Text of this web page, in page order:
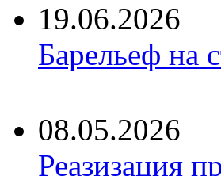
19.06.2026
Барельеф на
08.05.2026
Реазизация